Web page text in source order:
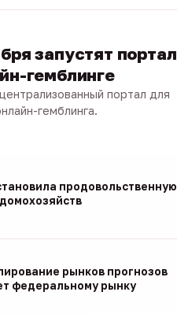
запустят портал
гемблинге
портал для
гемблинга.
продовольственную
рынков прогнозов
федеральному рынку